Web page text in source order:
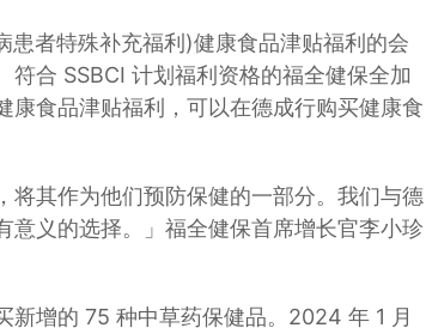
者特殊补充福利)健康食品津贴福利的会
合 SSBCI 计划福利资格的福全健保全加
食品津贴福利，可以在德成行购买健康食
将其作为他们预防保健的一部分。我们与德
意义的选择。」福全健保首席增长官李小珍
新增的 75 种中草药保健品。2024 年 1 月